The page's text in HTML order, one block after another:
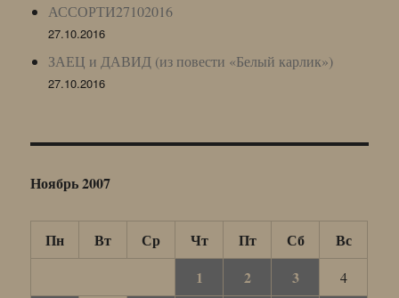
АССОРТИ27102016
27.10.2016
ЗАЕЦ и ДАВИД (из повести «Белый карлик»)
27.10.2016
Ноябрь 2007
Пн Вт Ср Чт Пт Сб
Вс
1
2 3 4